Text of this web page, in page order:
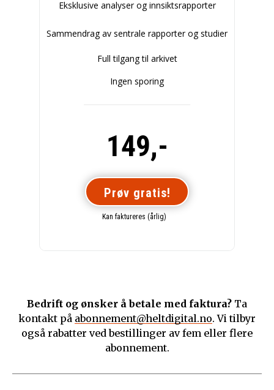
Eksklusive analyser og innsiktsrapporter
Sammendrag av sentrale rapporter og studier
Full tilgang til arkivet
Ingen sporing
149,-
Prøv gratis!
Kan faktureres (årlig)
Bedrift og ønsker å betale med faktura? Ta
kontakt på abonnement@heltdigital.no. Vi tilbyr
også rabatter ved bestillinger av fem eller flere
abonnement.